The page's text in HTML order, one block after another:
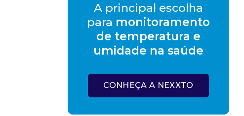
A principal escolha
para monitoramento
de temperatura e
umidade na saúde
CONHEÇA A NEXXTO